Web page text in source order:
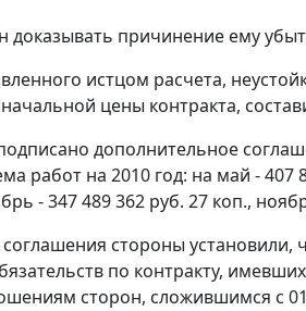
доказывать причинение ему
истцом расчета,
цены контракта,
дополнительное
работ на 2010 год: на май - 407
- 347 489 362 руб. 27 коп.,
соглашения стороны
по контракту,
сторон, сложившимся с